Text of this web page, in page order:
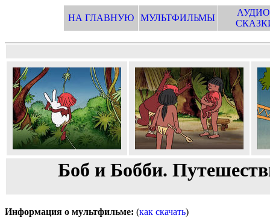
НА ГЛАВНУЮ МУЛЬТФИЛЬМЫ
Боб и Бобби.
Информация о мультфильме: (как скачать)